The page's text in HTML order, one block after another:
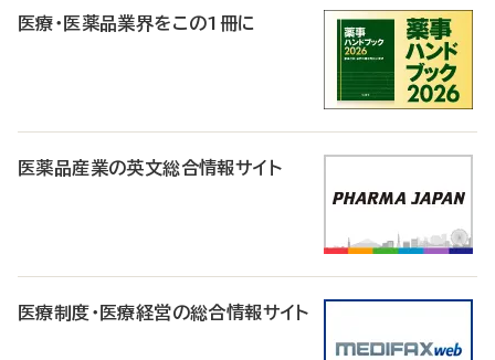
医療・医薬品業界をこの1冊に
医薬品産業の英文総合情報サイト
医療制度・医療経営の総合情報サイト